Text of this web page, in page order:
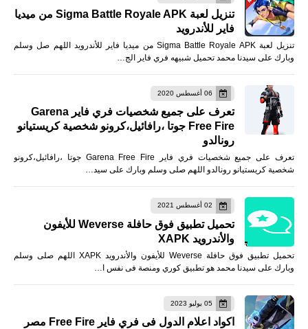
تنزيل لعبة Sigma Battle Royale APK من ميديا
فاير للأندرويد
تنزيل لعبة Sigma Battle Royale APK من ميديا فاير للأندرويد اللهم صل وسلم
وبارك على سيدنا محمد تحميل شبيهه فري فاير الج…
06 أغسطس 2020
تعرف على جميع شخصيات فري فاير Garena
Free Fire جوتا ،رافائيل،كرونو شخصية كريستيانو
رونالدو
تعرف على جميع شخصيات فري فاير Garena Free Fire جوتا ،رافائيل،كرونو
شخصية كريستيانو رونالدو اللهم صلى وسلم وبارك على سيد…
02 أغسطس 2021
تحميل تطبيق فوق حافلة Weverse للأيفون
والأندرويد XAPK
تحميل تطبيق فوق حافلة Weverse للأيفون والأندرويد XAPK اللهم صلى وسلم
وبارك على سيدنا محمد هو تطبيق كوري ومنصة فى نفس ا…
05 يوليو 2023
اكواد اعلام الدول فى فري فاير Free Fire مصر